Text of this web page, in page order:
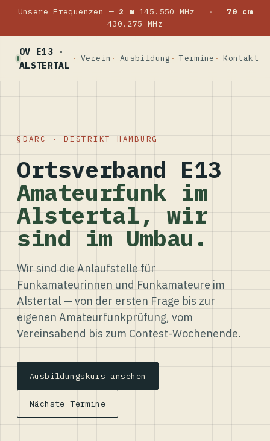
Unsere Frequenzen — 2 m145.550 MHz ·
70 cm
430.275 MHz
OV E13 ·
ALSTERTAL
Verein Ausbildung Termine Kontakt
DARC · DISTRIKT HAMBURG
Ortsverband E13
Amateurfunk im
Alstertal, wir
sind im Umbau.
Wir sind die Anlaufstelle für
Funkamateurinnen und Funkamateure im
Alstertal — von der ersten Frage bis zur
eigenen Amateurfunkprüfung, vom
Vereinsabend bis zum Contest-Wochenende.
Ausbildungskurs ansehen
Nächste Termine